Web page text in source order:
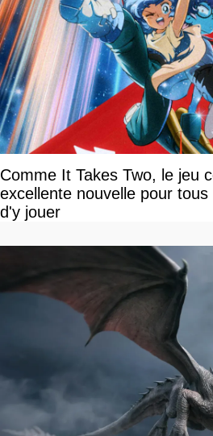
Comme It Takes Two, le jeu
excellente nouvelle pour
d'y jouer